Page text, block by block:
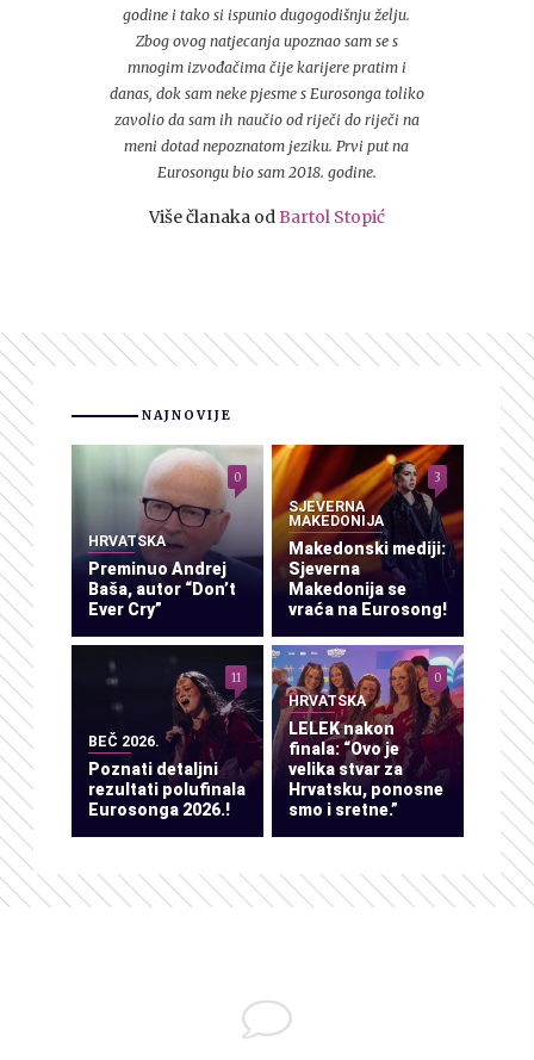
godine i tako si ispunio dugogodišnju želju.
Zbog ovog natjecanja upoznao sam se s
mnogim izvođačima čije karijere pratim i
danas, dok sam neke pjesme s Eurosonga toliko
zavolio da sam ih naučio od riječi do riječi na
meni dotad nepoznatom jeziku. Prvi put na
Eurosongu bio sam 2018. godine.
Više članaka odBartol Stopić
NAJNOVIJE
HRVATSKA
Preminuo Andrej
Baša, autor “Don’t
Ever Cry”
0
SJEVERNA
MAKEDONIJA
Makedonski mediji:
Sjeverna
Makedonija se
vraća na Eurosong!
3
BEČ 2026.
Poznati detaljni
rezultati polufinala
Eurosonga 2026.!
11
HRVATSKA
LELEK nakon
finala: “Ovo je
velika stvar za
Hrvatsku, ponosne
smo i sretne.”
0